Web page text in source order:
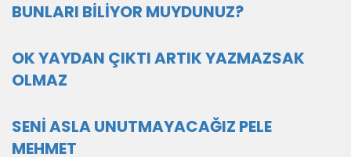
BUNLARI BİLİYOR MUYDUNUZ?
OK YAYDAN ÇIKTI ARTIK YAZMAZSAK
OLMAZ
SENİ ASLA UNUTMAYACAĞIZ PELE
MEHMET